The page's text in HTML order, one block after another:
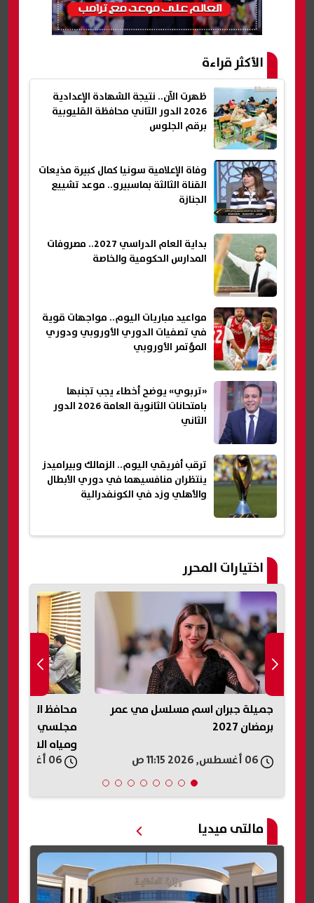
الأكثر قراءة
ظهرت الآن.. نتيجة الشهادة الإعدادية
2026 الدور الثاني محافظة القليوبية
برقم الجلوس
وفاة الإعلامية سونيا كمال كبيرة مذيعات
القناة الثالثة بماسبيرو.. موعد تشييع
الجنازة
بداية العام الدراسي 2027.. مصروفات
المدارس الحكومية والخاصة
مواعيد مباريات اليوم.. مواجهات قوية
في تصفيات الدوري الأوروبي ودوري
المؤتمر الأوروبي
«تربوي» يوضح أخطاء يجب تجنبها
بامتحانات الثانوية العامة 2026 الدور
الثاني
ترقب أفريقي اليوم.. الزمالك وبيراميدز
ينتظران منافسيهما في دوري الأبطال
والأهلي وزد في الكونفدرالية
اختيارات المحرر
جميلة جبران اسم مسلسل مي عمر
برمضان 2027
محافظ الفيوم
مجلسي النواب
ومياه الشرب
والمواقف
مالتى ميديا